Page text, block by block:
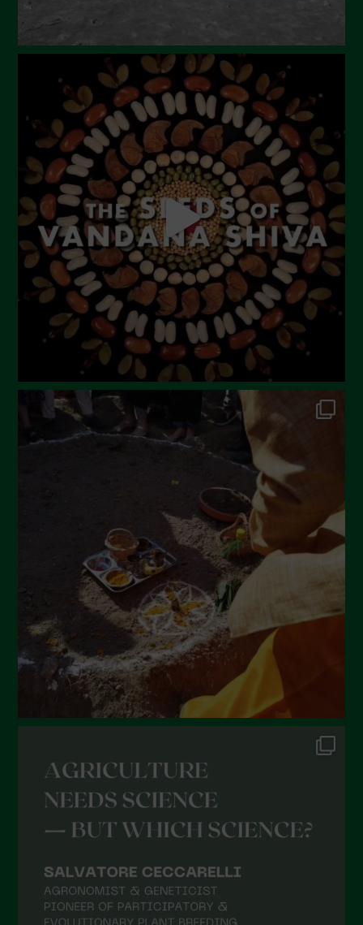
Ottobre 2023
Settembre 2023
Agosto 2023
Luglio 2023
Giugno 2023
Maggio 2023
Aprile 2023
Marzo 2023
Febbraio 2023
Dicembre 2022
Novembre 2022
Ottobre 2022
Settembre 2022
Aprile 2022
Marzo 2022
Febbraio 2022
Gennaio 2022
Dicembre 2021
Novembre 2021
Settembre 2021
Agosto 2021
Luglio 2021
Aprile 2021